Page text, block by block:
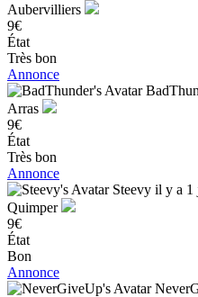
Aubervilliers
9€
État
Très bon
Annonce
Arras
9€
État
Très bon
Annonce
Steevy il y a 1
Quimper
9€
État
Bon
Annonce